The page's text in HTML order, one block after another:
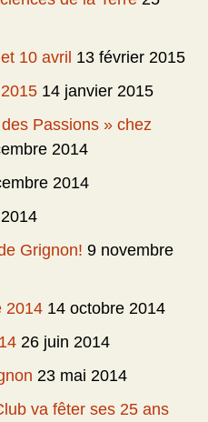
10 avril 13 février 2015
14 janvier 2015
Passions » chez
2014
2014
Grignon! 9 novembre
2014 14 octobre 2014
26 juin 2014
23 mai 2014
va fêter ses 25 ans